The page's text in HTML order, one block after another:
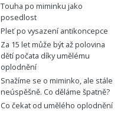
Touha po miminku jako
posedlost
Pleť po vysazení antikoncepce
Za 15 let může být až polovina
dětí počata díky umělému
oplodnění
Snažíme se o miminko, ale stále
neúspěšně. Co děláme špatně?
Co čekat od umělého oplodnění